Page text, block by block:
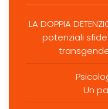
LA DOPPIA
potenziali
Un